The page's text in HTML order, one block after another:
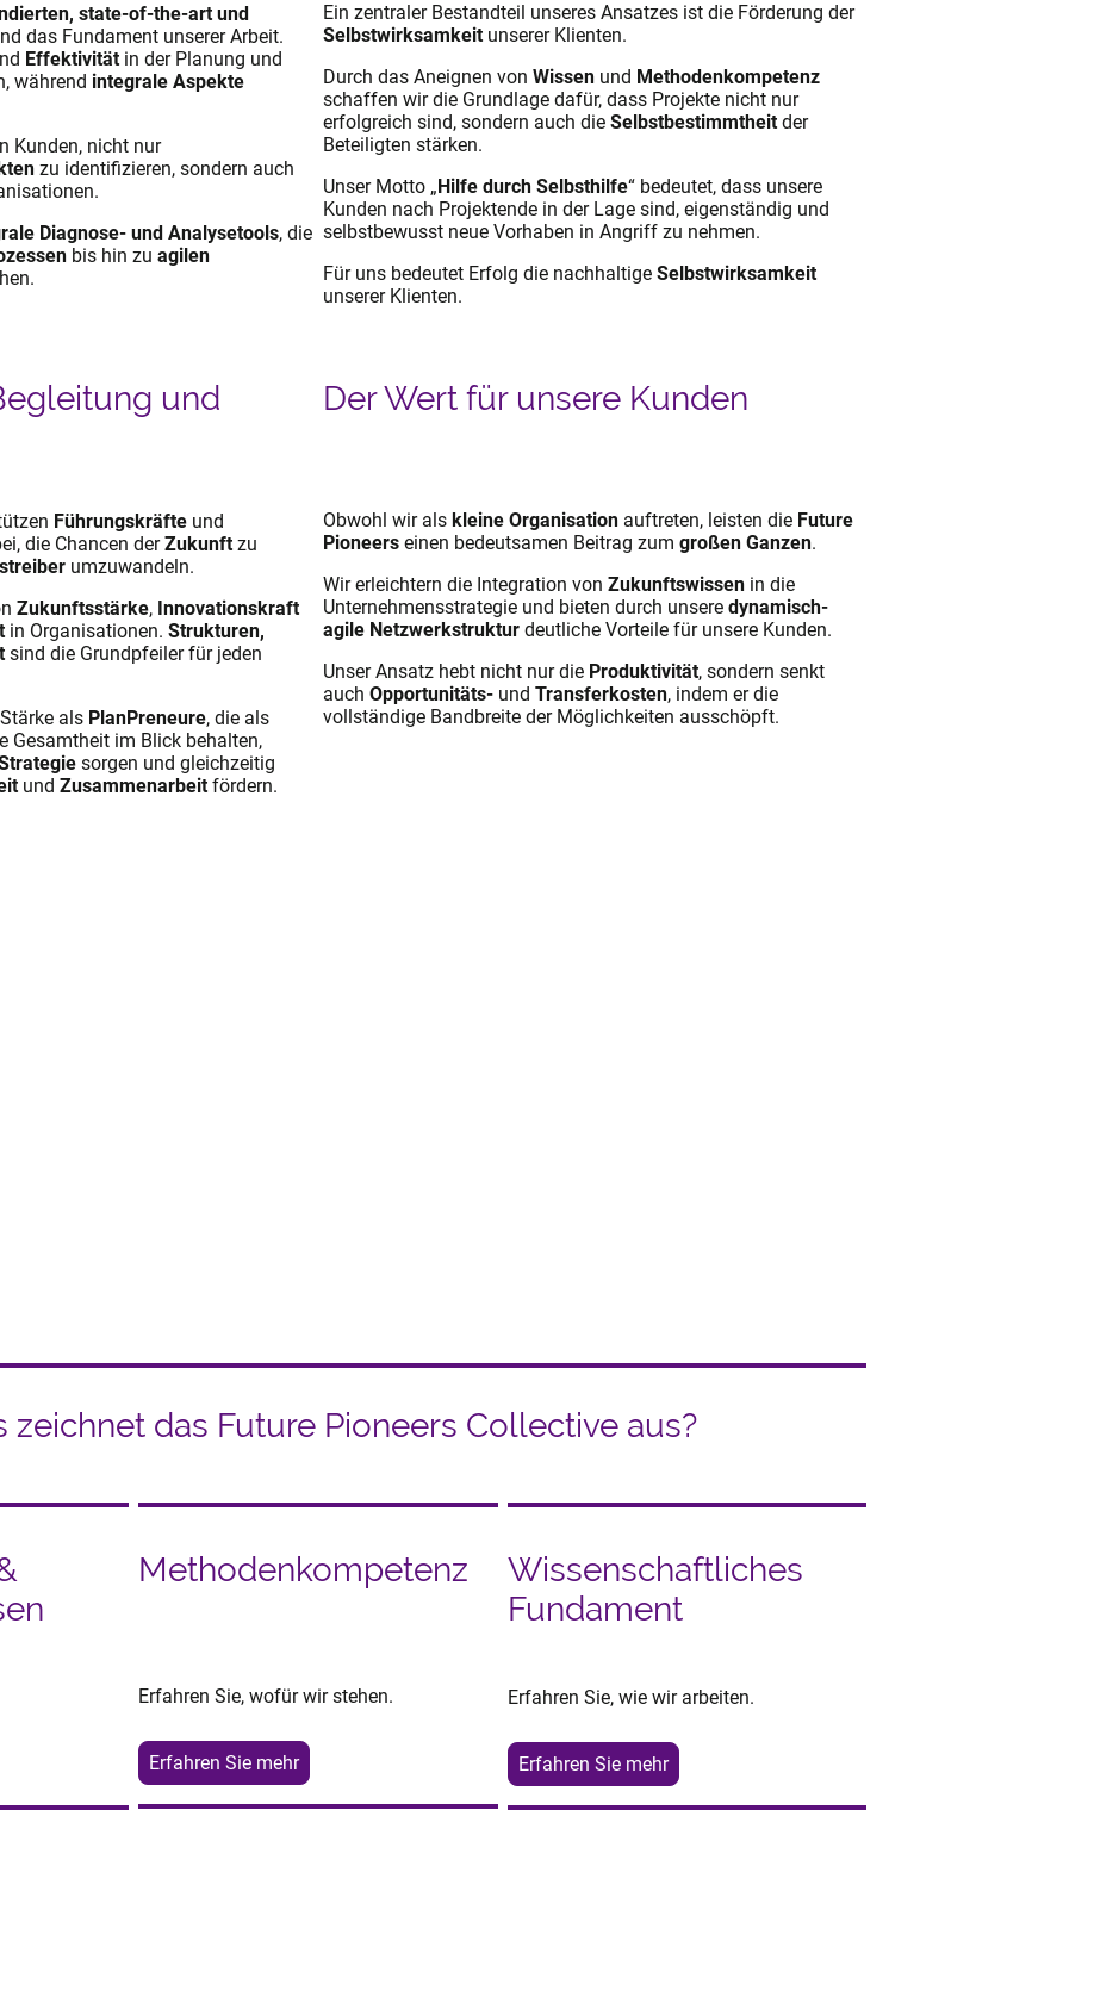
state-of-the-art und
das Fundament unserer Arbeit.
Effektivität in der Planung und
während integrale Aspekte
Kunden, nicht nur
zu identifizieren, sondern auch
Diagnose- und Analysetools, die
bis hin zu agilen
Ein zentraler Bestandteil unseres Ansatzes ist die Förderung der
Selbstwirksamkeit unserer Klienten.
Durch das Aneignen von Wissen und Methodenkompetenz
schaffen wir die Grundlage dafür, dass Projekte nicht nur
erfolgreich sind, sondern auch die Selbstbestimmtheit der
Beteiligten stärken.
Unser Motto „ Hilfe durch Selbsthilfe“ bedeutet, dass unsere
Kunden nach Projektende in der Lage sind, eigenständig und
selbstbewusst neue Vorhaben in Angriff zu nehmen.
Für uns bedeutet Erfolg die nachhaltige Selbstwirksamkeit
unserer Klienten.
und
Führungskräfte und
die Chancen derZukunft zu
umzuwandeln.
Zukunftsstärke, Innovationskraft
in Organisationen. Strukturen,
sind die Grundpfeiler für jeden
als PlanPreneure, die als
Gesamtheit im Blick behalten,
sorgen und gleichzeitig
und Zusammenarbeit fördern.
Der Wert für unsere Kunden
Obwohl wir als kleine Organisation auftreten, leisten die Future
Pioneers einen bedeutsamen Beitrag zum großen Ganzen.
Wir erleichtern die Integration von Zukunftswissen in die
Unternehmensstrategie und bieten durch unsere dynamisch-
agile Netzwerkstruktur deutliche Vorteile für unsere Kunden.
Unser Ansatz hebt nicht nur die Produktivität, sondern senkt
auch Opportunitäts- und Transferkosten, indem er die
vollständige Bandbreite der Möglichkeiten ausschöpft.
zeichnet das Future Pioneers Collective aus?
Methodenkompetenz
Erfahren Sie, wofür wir stehen.
Erfahren Sie mehr
Wissenschaftliches
Fundament
Erfahren Sie, wie wir arbeiten.
Erfahren Sie mehr